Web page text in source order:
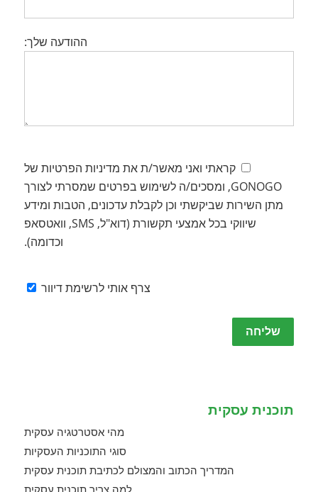
ההודעה שלך:
קראתי ואני מאשר/ת את מדיניות הפרטיות של
GONOGO, ומסכים/ה לשימוש בפרטים שמסרתי לצורך
מתן השירות שביקשתי וכן לקבלת עדכונים, הטבות ומידע
שיווקי בכל אמצעי תקשורת (דוא"ל, SMS, וואטסאפ
וכדומה).
צרף אותי לרשימת דיוור
Please
leave
תוכנית עסקית
מהי אסטרטגיה עסקית
סוגי התוכניות העסקיות
המדריך הכתוב והמצולם לכתיבת תוכנית עסקית